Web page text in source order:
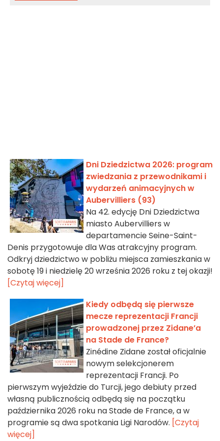
Dni Dziedzictwa 2026: program
zwiedzania z przewodnikami i
wydarzeń animacyjnych w
Aubervilliers (93)
Na 42. edycję Dni Dziedzictwa
miasto Aubervilliers w
departamencie Seine-Saint-
Denis przygotowuje dla Was atrakcyjny program.
Odkryj dziedzictwo w pobliżu miejsca zamieszkania w
sobotę 19 i niedzielę 20 września 2026 roku z tej okazji!
[Czytaj więcej]
Kiedy odbędą się pierwsze
mecze reprezentacji Francji
prowadzonej przez Zidane’a
na Stade de France?
Zinédine Zidane został oficjalnie
nowym selekcjonerem
reprezentacji Francji. Po
pierwszym wyjeździe do Turcji, jego debiuty przed
własną publicznością odbędą się na początku
października 2026 roku na Stade de France, a w
programie są dwa spotkania Ligi Narodów. [Czytaj
więcej]